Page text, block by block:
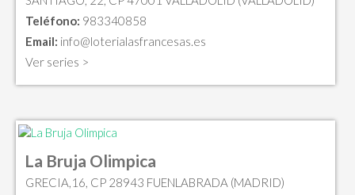
Teléfono: 983340858
Email: info@loterialasfrancesas.es
Ver series >
La Bruja Olimpica
GRECIA,16, CP 28943 FUENLABRADA (MADRID)